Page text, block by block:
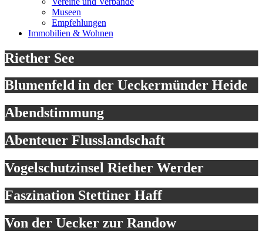
Museen
Empfehlungen
Immobilien & Wohnen
Riether See
Blumenfeld in der Ueckermünder Heide
Abendstimmung
Abenteuer Flusslandschaft
Vogelschutzinsel Riether Werder
Faszination Stettiner Haff
Von der Uecker zur Randow